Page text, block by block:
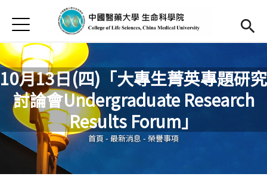
首頁
最新消息
Open submenu (關於本院)
關於本院
研究發展及特色
活動集錦
發展及就業
10月13日(四)「大專生菁英專題研究
討論會Undergraduate Research
Results Forum」
您在這裡
首頁- 最新消息 - 榮譽事項